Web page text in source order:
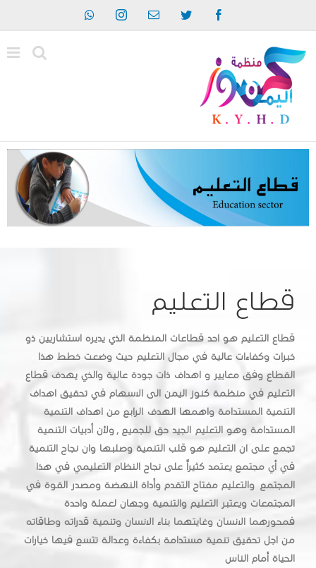
to
content
Facebook
Twitter
Email
Instagram
Whatsapp
قطاع التعليم
قطاع التعليم هو احد قطاعات المنظمة الذي يديره استشاريين ذو
خبرات وكفاءات عالية في مجال التعليم حيث وضعت خطط هذا
القطاع وفق معايير و اهداف ذات جودة عالية والذي يهدف قطاع
التعليم في منظمة كنوز اليمن الى الاسهام في تحقيق اهداف
التنمية المستدامة واهمها الهدف الرابع من اهداف التنمية
المستدامة وهو التعليم الجيد حق للجميع , ولأن أدبيات التنمية
تجمع على ان التعليم هو قلب التنمية وصلبها وان نجاح التنمية
في أي مجتمع يعتمد كثيراً على نجاح النظام التعليمي في هذا
المجتمع والتعليم مفتاح التقدم وأداة النهضة ومصدر القوة في
المجتمعات ويعتبر التعليم والتنمية وجهان لعملة واحدة
فمحورهما الانسان وغايتهما بناء الانسان وتنمية قدراته وطاقاته
من اجل تحقيق تنمية مستدامة بكفاءة وعدالة تتسع فيها خيارات
الحياة أمام الناس